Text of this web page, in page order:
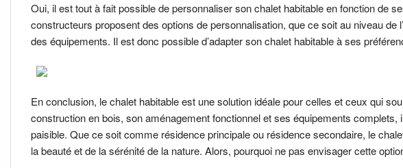
Oui, il est tout à fait possible de personnaliser son chalet habitable en fonction de
constructeurs proposent des options de personnalisation, que ce soit au niveau de
des équipements. Il est donc possible d’adapter son chalet habitable à ses
En conclusion, le chalet habitable est une solution idéale pour celles et ceux qui
construction en bois, son aménagement fonctionnel et ses équipements complets,
paisible. Que ce soit comme résidence principale ou résidence secondaire, le
la beauté et de la sérénité de la nature. Alors, pourquoi ne pas envisager cette